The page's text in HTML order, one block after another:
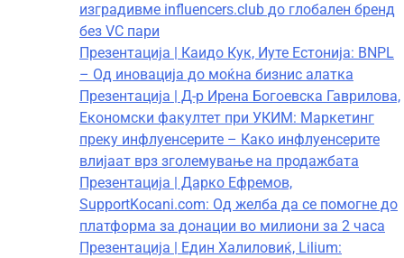
изградивме influencers.club до глобален бренд
без VC пари
Презентација | Каидо Кук, Иуте Естонија: BNPL
– Од иновација до моќна бизнис алатка
Презентација | Д-р Ирена Богоевска Гаврилова,
Економски факултет при УКИМ: Маркетинг
преку инфлуенсерите – Како инфлуенсерите
влијаат врз зголемување на продажбата
Презентација | Дарко Ефремов,
SupportKocani.com: Од желба да се помогне до
платформа за донации во милиони за 2 часа
Презентација | Един Халиловиќ, Lilium: